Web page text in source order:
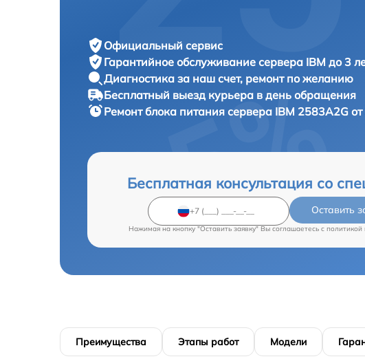
Официальный сервис
Гарантийное обслуживание сервера IBM до 3
Диагностика за наш счет, ремонт по желанию
Бесплатный выезд курьера в день обращения
Ремонт блока питания сервера IBM 2583A2G
Бесплатная консультация со
Оставить
Нажимая на кнопку "Оставить заявку" Вы соглашаетесь c политикой
Преимущества Этапы работ Модели